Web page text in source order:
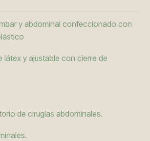
y abdominal confeccionado con
látex y ajustable con cierre de
de cirugías abdominales.